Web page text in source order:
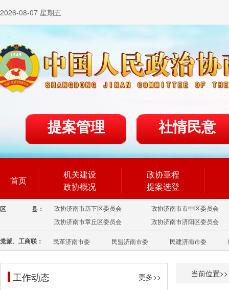
2026-08-07 星期五
提案管理 社情民意
首页
机关建设
政协概况
政协章程
提案选登
区 县： 政协济南市历下区委员会
政协济南市市中区委员会
政协济南市章丘区委员会
政协济南市济阳区委员会
党派、工商联： 民革济南市委 民盟济南市委 民建济南市委
工作动态
更多>>
当前位置>>